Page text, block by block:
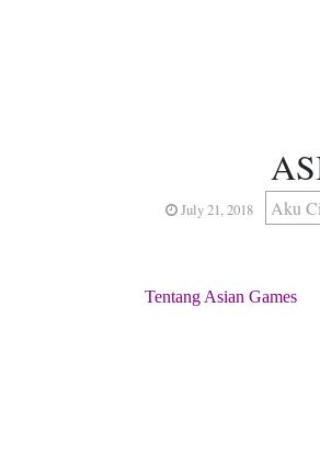
July 21, 2018 Aku
Tentang Asian Games